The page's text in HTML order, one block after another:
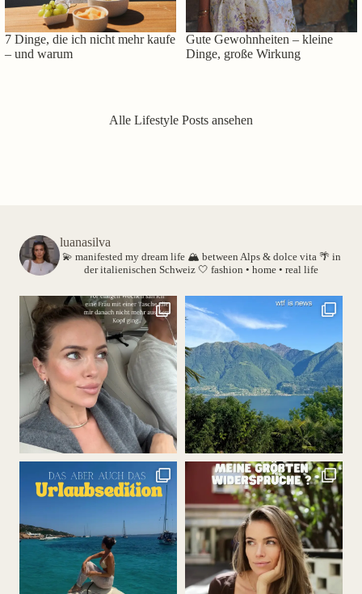
7 Dinge, die ich nicht mehr kaufe
– und warum
Gute Gewohnheiten – kleine
Dinge, große Wirkung
Alle Lifestyle Posts ansehen
luanasilva
💫 manifested my dream life 🏔️ between Alps & dolce vita 🌴 in
der italienischen Schweiz 🤍 fashion • home • real life